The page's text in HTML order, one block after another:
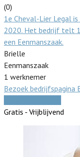
(0)
1e Cheval-Lier Legal
2020. Het bedrijf telt 1
een Eenmanszaak.
Brielle
Eenmanszaak
1 werknemer
Bezoek bedrijfspagina
Gratis - Vrijblijvend